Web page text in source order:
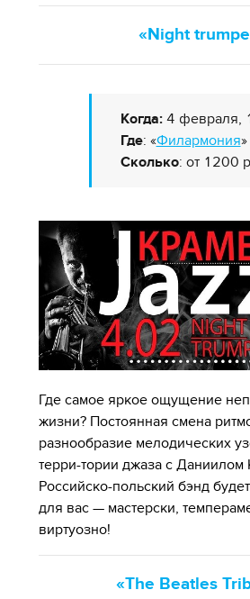
«Night
Когда: 4 февраля,
Где: «Филармония»
Сколько: от 1200
Где самое яркое ощущение
жизни? Постоянная смена
разнообразие мелодических
терри-тории джаза с Даниилом
Российско-польский бэнд
для вас — мастерски,
виртуозно!
«The Beatles